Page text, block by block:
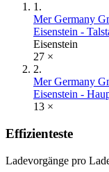
1 .
Mer Germany
Eisenstein -
Eisenstein
27 ×
2.
Mer Germany
Eisenstein -
13 ×
Effizienteste
Ladevorgänge pro